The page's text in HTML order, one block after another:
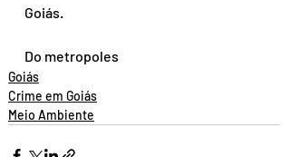
Goiás.
Do metropoles
Goiás
Crime em Goiás
Meio Ambiente